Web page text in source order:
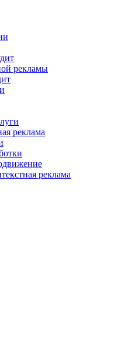
рекламы
реклама
реклама